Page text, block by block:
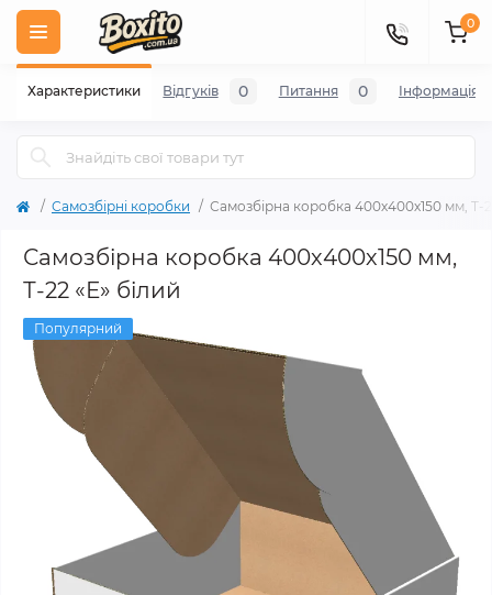
0
Самозбірні коробки Самозбірна коробка 400х400х150 мм, Т-
Самозбірна коробка 400х400х150 мм,
Т-22 «Е» білий
Популярний
Характеристики Відгуків 0 Питання 0 Iнформація